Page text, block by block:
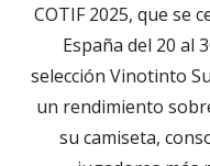
COTIF 2025, que se
España del 20 al
selección Vinotinto
un rendimiento
su camiseta,